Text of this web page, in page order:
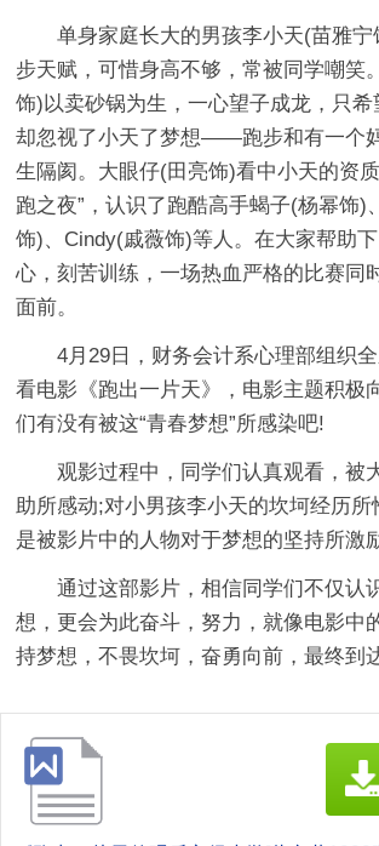
单身家庭长大的男孩李小天(苗雅
步天赋，可惜身高不够，常被同学嘲笑
饰)以卖砂锅为生，一心望子成龙，只希
却忽视了小天了梦想——跑步和有一个
生隔阂。大眼仔(田亮饰)看中小天的资
跑之夜”，认识了跑酷高手蝎子(杨幂饰)
饰)、Cindy(戚薇饰)等人。在大家帮助
心，刻苦训练，一场热血严格的比赛同
面前。
4月29日，财务会计系心理部组织
看电影《跑出一片天》，电影主题积极
们有没有被这“青春梦想”所感染吧!
观影过程中，同学们认真观看，被
助所感动;对小男孩李小天的坎坷经历所
是被影片中的人物对于梦想的坚持所激
通过这部影片，相信同学们不仅认
想，更会为此奋斗，努力，就像电影中
持梦想，不畏坎坷，奋勇向前，最终到